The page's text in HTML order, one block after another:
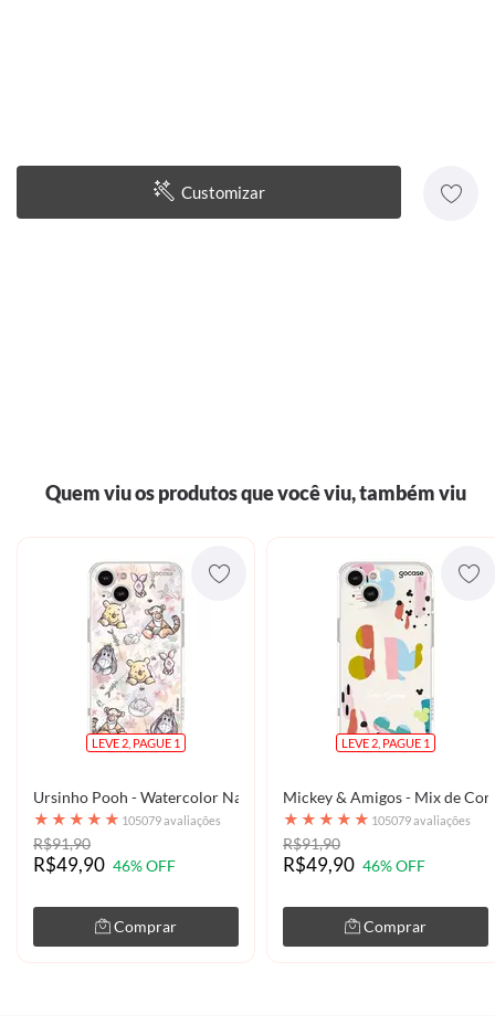
Customizar
Quem viu os produtos que você viu, também viu
LEVE 2, PAGUE 1
Ursinho Pooh - Watercolor Nature
★ ★ ★ ★ ★ 105079 avaliações
R$91,90
R$49,90 46% OFF
Comprar
LEVE 2, PAGUE 1
Mickey & Amigos - Mix de
★ ★ ★ ★ ★ 105079 avaliações
R$91,90
R$49,90 46% OFF
Comprar